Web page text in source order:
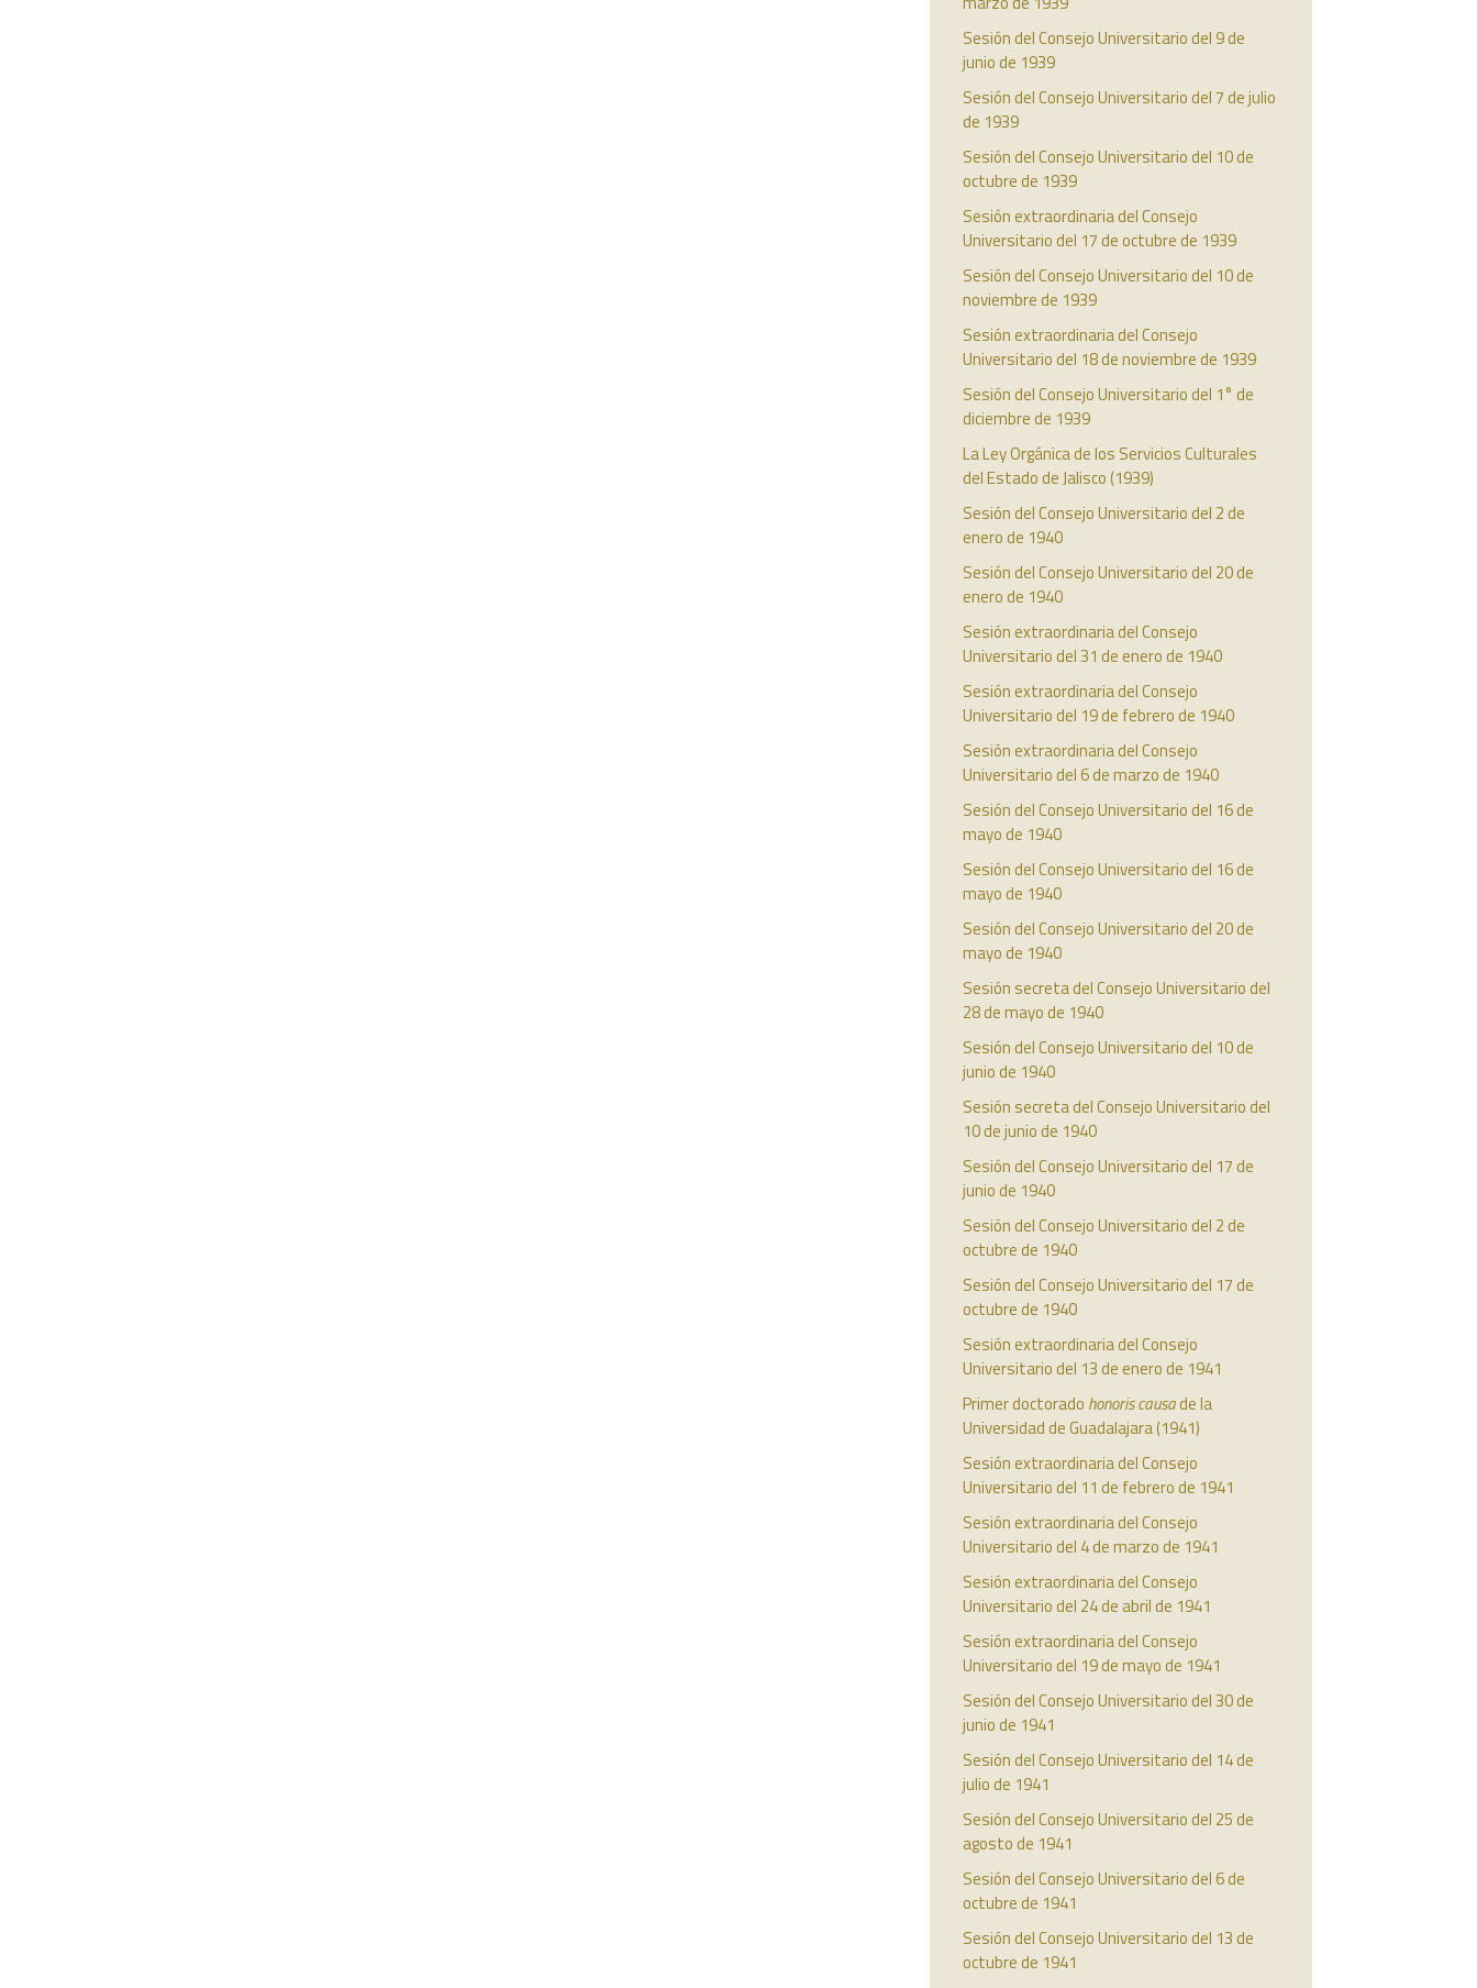
Sesión del Consejo Universitario del 9 de
junio de 1939
Sesión del Consejo Universitario del 7 de julio
de 1939
Sesión del Consejo Universitario del 10 de
octubre de 1939
Sesión extraordinaria del Consejo
Universitario del 17 de octubre de 1939
Sesión del Consejo Universitario del 10 de
noviembre de 1939
Sesión extraordinaria del Consejo
Universitario del 18 de noviembre de 1939
Sesión del Consejo Universitario del 1° de
diciembre de 1939
La Ley Orgánica de los Servicios Culturales
del Estado de Jalisco (1939)
Sesión del Consejo Universitario del 2 de
enero de 1940
Sesión del Consejo Universitario del 20 de
enero de 1940
Sesión extraordinaria del Consejo
Universitario del 31 de enero de 1940
Sesión extraordinaria del Consejo
Universitario del 19 de febrero de 1940
Sesión extraordinaria del Consejo
Universitario del 6 de marzo de 1940
Sesión del Consejo Universitario del 16 de
mayo de 1940
Sesión del Consejo Universitario del 16 de
mayo de 1940
Sesión del Consejo Universitario del 20 de
mayo de 1940
Sesión secreta del Consejo Universitario del
28 de mayo de 1940
Sesión del Consejo Universitario del 10 de
junio de 1940
Sesión secreta del Consejo Universitario del
10 de junio de 1940
Sesión del Consejo Universitario del 17 de
junio de 1940
Sesión del Consejo Universitario del 2 de
octubre de 1940
Sesión del Consejo Universitario del 17 de
octubre de 1940
Sesión extraordinaria del Consejo
Universitario del 13 de enero de 1941
Primer doctorado honoris causade la
Universidad de Guadalajara (1941)
Sesión extraordinaria del Consejo
Universitario del 11 de febrero de 1941
Sesión extraordinaria del Consejo
Universitario del 4 de marzo de 1941
Sesión extraordinaria del Consejo
Universitario del 24 de abril de 1941
Sesión extraordinaria del Consejo
Universitario del 19 de mayo de 1941
Sesión del Consejo Universitario del 30 de
junio de 1941
Sesión del Consejo Universitario del 14 de
julio de 1941
Sesión del Consejo Universitario del 25 de
agosto de 1941
Sesión del Consejo Universitario del 6 de
octubre de 1941
Sesión del Consejo Universitario del 13 de
octubre de 1941